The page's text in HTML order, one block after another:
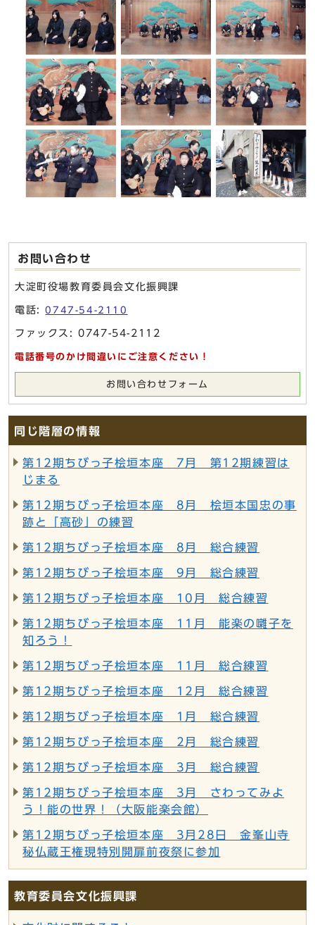
お問い合わせ
大淀町役場教育委員会文化振興課
電話:0747-54-2110
ファックス: 0747-54-2112
電話番号のかけ間違いにご注意ください！
お問い合わせフォーム
同じ階層の情報
第12期ちびっ子桧垣本座 7月 第12期練習は
じまる
第12期ちびっ子桧垣本座 8月 桧垣本国忠の事
跡と「高砂」の練習
第12期ちびっ子桧垣本座 8月 総合練習
第12期ちびっ子桧垣本座 9月 総合練習
第12期ちびっ子桧垣本座 10月 総合練習
第12期ちびっ子桧垣本座 11月 能楽の囃子を
知ろう！
第12期ちびっ子桧垣本座 11月 総合練習
第12期ちびっ子桧垣本座 12月 総合練習
第12期ちびっ子桧垣本座 1月 総合練習
第12期ちびっ子桧垣本座 2月 総合練習
第12期ちびっ子桧垣本座 3月 総合練習
第12期ちびっ子桧垣本座 3月 さわってみよ
う！能の世界！（大阪能楽会館）
第12期ちびっ子桧垣本座 3月28日 金峯山寺
秘仏蔵王権現特別開扉前夜祭に参加
教育委員会文化振興課